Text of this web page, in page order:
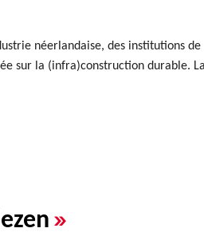
néerlandaise, des institutions
sur la (infra)construction durable.
»